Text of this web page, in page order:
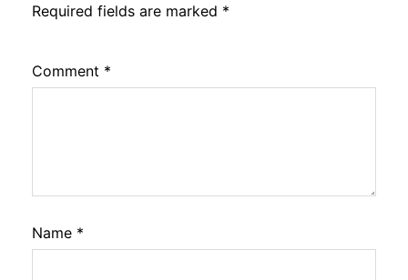
Required fields are marked *
Comment *
Name *